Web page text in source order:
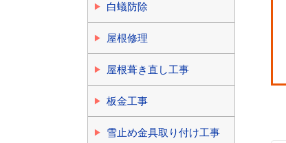
白蟻防除
屋根修理
屋根葺き直し工事
板金工事
雪止め金具取り付け工事